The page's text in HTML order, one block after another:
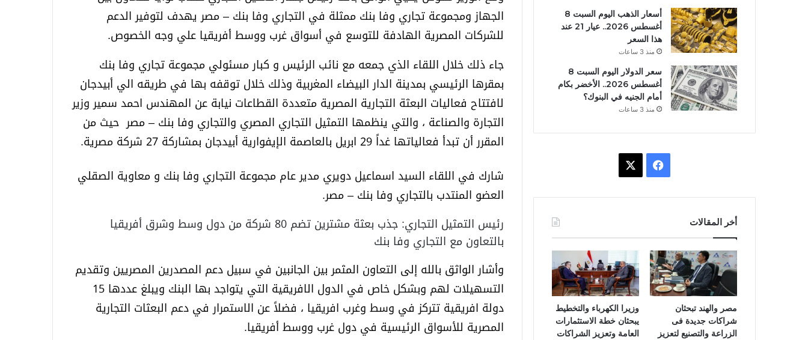
الجهاز ومجموعة تجاري وفا بنك ممثلة في التجاري وفا بنك – مصر يهدف لتوفير الدعم
للشركات المصرية الهادفة للتوسع في أسواق غرب ووسط أفريقيا علي وجه الخصوص.
جاء ذلك خلال اللقاء الذي جمعه مع نائب الرئيس و كبار مسئولي مجموعة تجاري وفا بنك
بمقرها الرئيسي بمدينة الدار البيضاء المغربية وذلك خلال توقفه بها في طريقه الي أبيدجان
لافتتاح فعاليات البعثة التجارية المصرية متعددة القطاعات نيابة عن المهندس احمد سمير وزير
التجارة والصناعة ، والتي ينظمها التمثيل التجاري المصري والتجاري وفا بنك – مصر حيث من
المقرر أن تبدأ فعالياتها غداً 29 ابريل بالعاصمة الإيفوارية أبيدجان بمشاركة 27 شركة مصرية.
شارك في اللقاء السيد اسماعيل دويري مدير عام مجموعة التجاري وفا بنك و معاوية الصقلي
العضو المنتدب بالتجاري وفا بنك – مصر.
رئيس التمثيل التجاري: جذب بعثة مشترين تضم 80 شركة من دول وسط وشرق أفريقيا
بالتعاون مع التجاري وفا بنك
وأشار الواثق بالله إلى التعاون المثمر بين الجانبين في سبيل دعم المصدرين المصريين وتقديم
التسهيلات لهم وبشكل خاص في الدول الافريقية التي يتواجد بها البنك ويبلغ عددها 15
دولة افريقية تتركز في وسط وغرب افريقيا ، فضلاً عن الاستمرار في دعم البعثات التجارية
المصرية للأسواق الرئيسية في دول غرب ووسط أفريقيا.
أسعار الذهب اليوم السبت 8
أغسطس 2026.. عيار 21 عند
هذا السعر
منذ 3 ساعات
سعر الدولار اليوم السبت 8
أغسطس 2026.. الأخضر بكام
أمام الجنيه في البنوك؟
منذ 3 ساعات
ب
و
ك
أخر المقالات
مصر والهند تبحثان
شراكات جديدة فى
الزراعة والتصنيع لتعزيز
وزيرا الكهرباء والتخطيط
يبحثان خطة الاستثمارات
العامة وتعزيز الشراكات